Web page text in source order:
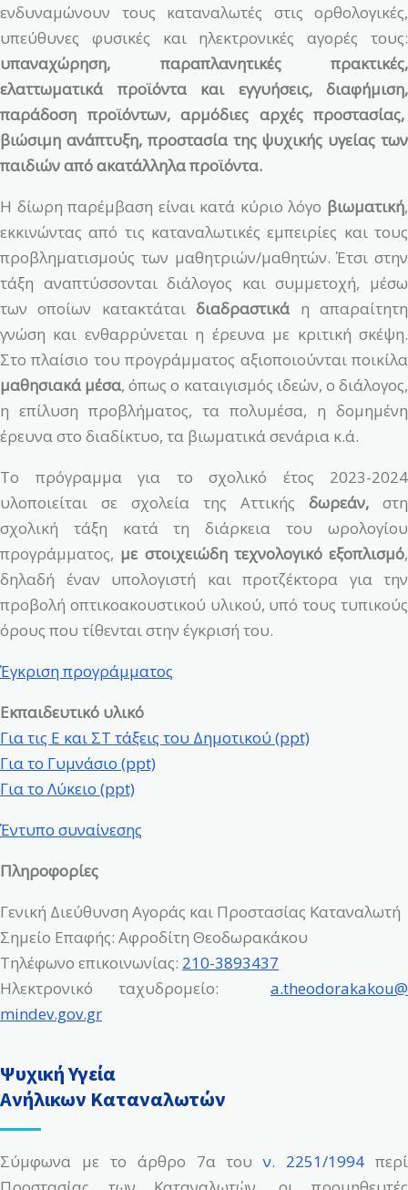
ενδυναμώνουν τους καταναλωτές στις ορθολογικές,
υπεύθυνες φυσικές και ηλεκτρονικές αγορές τους:
υπαναχώρηση, παραπλανητικές πρακτικές,
ελαττωματικά προϊόντα και εγγυήσεις, διαφήμιση,
παράδοση προϊόντων, αρμόδιες αρχές προστασίας,
βιώσιμη ανάπτυξη, προστασία της ψυχικής υγείας των
παιδιών από ακατάλληλα προϊόντα.
Η δίωρη παρέμβαση είναι κατά κύριο λόγο βιωματική,
εκκινώντας από τις καταναλωτικές εμπειρίες και τους
προβληματισμούς των μαθητριών/μαθητών. Έτσι στην
τάξη αναπτύσσονται διάλογος και συμμετοχή, μέσω
των οποίων κατακτάταιδιαδραστικά η απαραίτητη
γνώση και ενθαρρύνεται η έρευνα με κριτική σκέψη.
Στο πλαίσιο του προγράμματος αξιοποιούνται ποικίλα
μαθησιακά μέσα, όπως ο καταιγισμός ιδεών, ο διάλογος,
η επίλυση προβλήματος, τα πολυμέσα, η δομημένη
έρευνα στο διαδίκτυο, τα βιωματικά σενάρια κ.ά.
Το πρόγραμμα για το σχολικό έτος 2023-2024
υλοποιείται σε σχολεία της Αττικής δωρεάν, στη
σχολική τάξη κατά τη διάρκεια του ωρολογίου
προγράμματος, με στοιχειώδη τεχνολογικό εξοπλισμό,
δηλαδή έναν υπολογιστή και προτζέκτορα για την
προβολή οπτικοακουστικού υλικού, υπό τους τυπικούς
όρους που τίθενται στην έγκρισή του.
Έγκριση προγράμματος
Εκπαιδευτικό υλικό
Για τις Ε και ΣΤ τάξεις του Δημοτικού (ppt)
Για το Γυμνάσιο (ppt)
Για το Λύκειο (ppt)
Έντυπο συναίνεσης
Πληροφορίες
Γενική Διεύθυνση Αγοράς και Προστασίας Καταναλωτή
Σημείο Επαφής: Αφροδίτη Θεοδωρακάκου
Τηλέφωνο επικοινωνίας: 210-3893437
Ηλεκτρονικό ταχυδρομείο: a.theodorakakou@
mindev.gov.gr
Ψυχική Υγεία
Ανήλικων Καταναλωτών
Σύμφωνα με το άρθρο 7α τουν. 2251/1994 περί